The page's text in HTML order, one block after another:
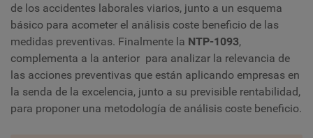
de los accidentes laborales viarios, junto a un esquema
básico para acometer el análisis coste beneficio de las
medidas preventivas. Finalmente la NTP-1093,
complementa a la anterior para analizar la relevancia de
las acciones preventivas que están aplicando empresas en
la senda de la excelencia, junto a su previsible rentabilidad,
para proponer una metodología de análisis coste beneficio.